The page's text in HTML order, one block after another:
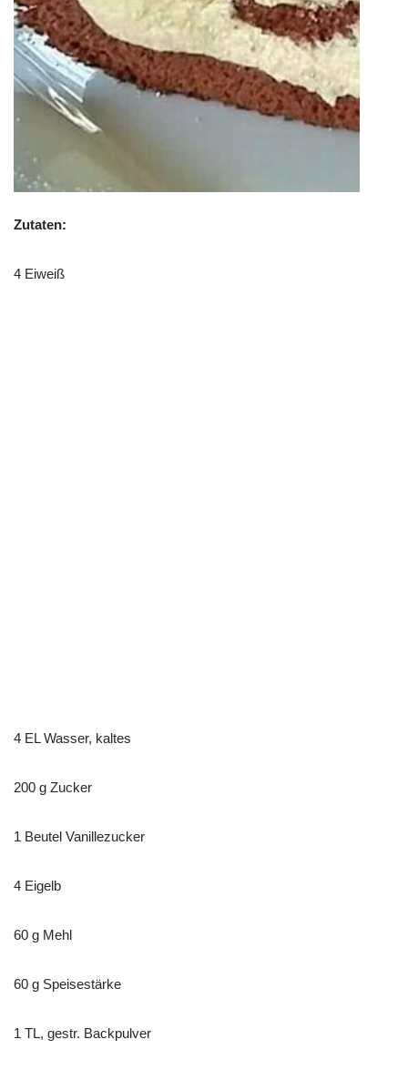
Zutaten:
4 Eiweiß
4 EL Wasser, kaltes
200 g Zucker
1 Beutel Vanillezucker
4 Eigelb
60 g Mehl
60 g Speisestärke
1 TL, gestr. Backpulver